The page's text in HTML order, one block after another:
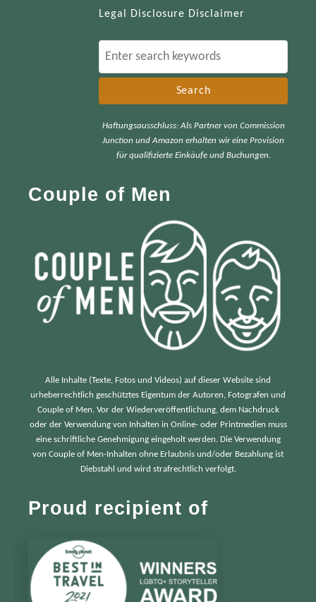
Legal Disclosure Disclaimer
e
cHaftungsausschluss: Als Partner von Commission
Junction und Amazon erhalten wir eine Provision
für qualifizierte Einkäufe und Buchungen.
Couple of Men
Alle Inhalte (Texte, Fotos und Videos) auf dieser Website sind
urheberrechtlich geschütztes Eigentum der Autoren, Fotografen und
Couple of Men. Vor der Wiederveröffentlichung, dem Nachdruck
oder der Verwendung von Inhalten in Online- oder Printmedien muss
eine schriftliche Genehmigung eingeholt werden. Die Verwendung
von Couple of Men-Inhalten ohne Erlaubnis und/oder Bezahlung ist
Diebstahl und wird strafrechtlich verfolgt.
Proud recipient of